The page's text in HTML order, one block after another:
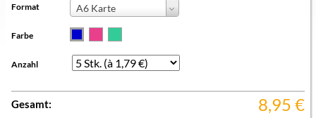
Format A6 Karte
Farbe
Anzahl
Gesamt: 8,95 €